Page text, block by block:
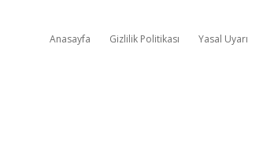
Anasayfa Gizlilik Politikası Yasal Uyarı